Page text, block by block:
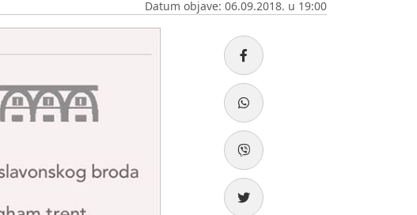
Datum objave: 06.09.2018. u 19:00